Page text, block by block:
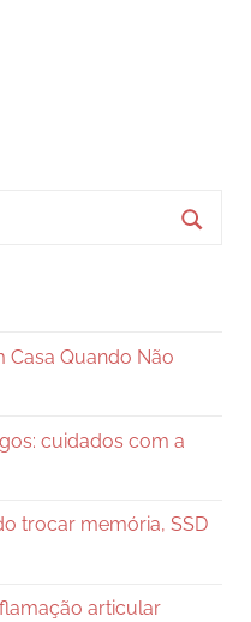
Casa Quando Não
cuidados com a
trocar memória, SSD
articular